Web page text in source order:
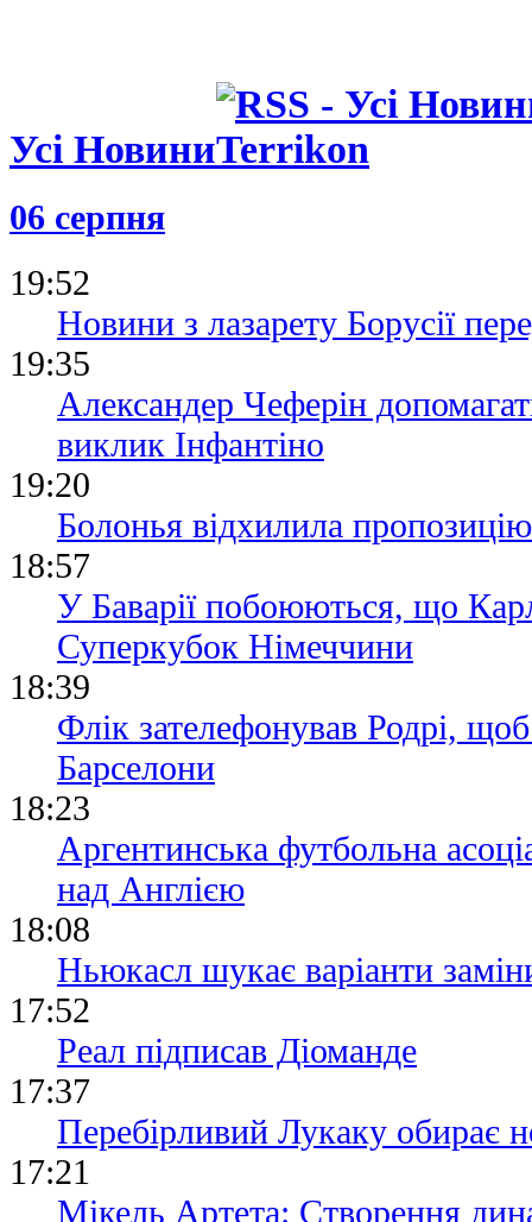
Усі Новини
06 серпня
19:52
Новини з лазарету Борусії
19:35
Александер Чеферін
виклик Інфантіно
19:20
Болонья відхилила
18:57
У Баварії побоюються, що
Суперкубок Німеччини
18:39
Флік зателефонував Родрі,
Барселони
18:23
Аргентинська футбольна
над Англією
18:08
Ньюкасл шукає варіанти
17:52
Реал підписав Діоманде
17:37
Перебірливий Лукаку обирає
17:21
Мікель Артета: Створення